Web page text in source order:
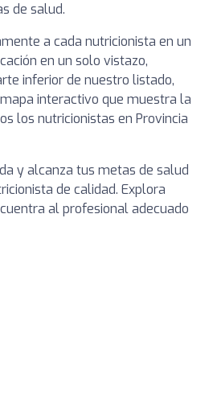
de salud.
a cada nutricionista en un
en un solo vistazo,
inferior de nuestro listado,
interactivo que muestra la
los nutricionistas en Provincia
y alcanza tus metas de salud
de calidad. Explora
al profesional adecuado